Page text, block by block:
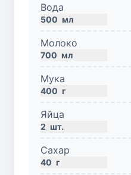
Вода
500 мл
Молоко
700 мл
Мука
400 г
Яйца
2 шт.
Сахар
40 г